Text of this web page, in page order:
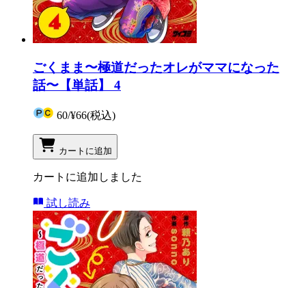
ごくまま〜極道だったオレがママになった
話〜【単話】 4
60/¥66(税込)
カートに追加
カートに追加しました
試し読み